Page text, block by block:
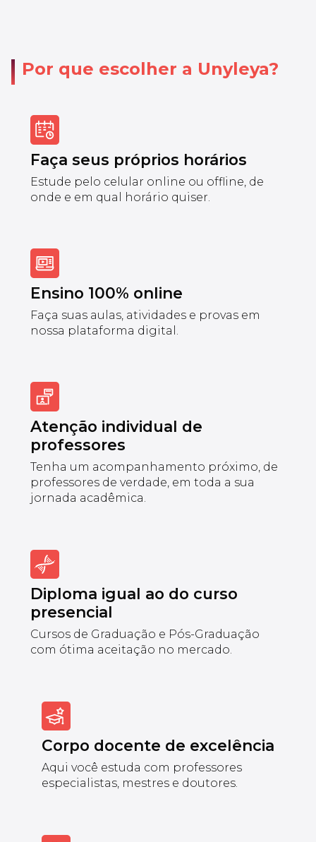
Por que escolher a Unyleya?
Faça seus próprios horários
Estude pelo celular online ou offline, de
onde e em qual horário quiser.
Ensino 100% online
Faça suas aulas, atividades e provas em
nossa plataforma digital.
Atenção individual de
professores
Tenha um acompanhamento próximo, de
professores de verdade, em toda a sua
jornada acadêmica.
Diploma igual ao do curso
presencial
Cursos de Graduação e Pós-Graduação
com ótima aceitação no mercado.
Corpo docente de excelência
Aqui você estuda com professores
especialistas, mestres e doutores.